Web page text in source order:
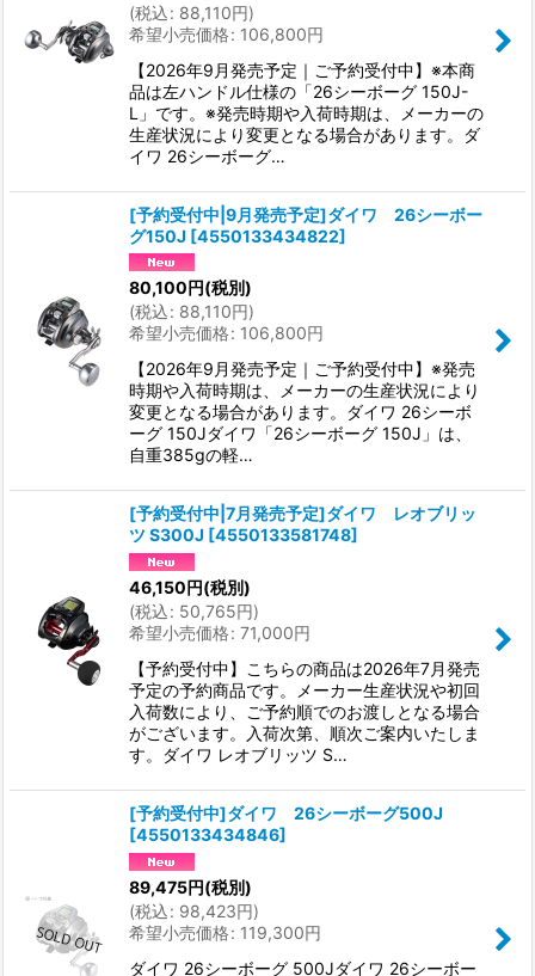
絞り込む
(税込: 88,110円)
希望小売価格: 106,800円
【2026年9月発売予定｜ご予約受付中】※本商
品は左ハンドル仕様の「26シーボーグ 150J-
L」です。※発売時期や入荷時期は、メーカーの
生産状況により変更となる場合があります。ダ
イワ 26シーボーグ…
[予約受付中|9月発売予定]ダイワ 26シーボー
グ150J [4550133434822]
80,100円(税別)
(税込: 88,110円)
希望小売価格: 106,800円
【2026年9月発売予定｜ご予約受付中】※発売
時期や入荷時期は、メーカーの生産状況により
変更となる場合があります。ダイワ 26シーボ
ーグ 150Jダイワ「26シーボーグ 150J」は、
自重385gの軽…
[予約受付中|7月発売予定]ダイワ レオブリッ
ツ S300J [4550133581748]
46,150円(税別)
(税込: 50,765円)
希望小売価格: 71,000円
【予約受付中】こちらの商品は2026年7月発売
予定の予約商品です。メーカー生産状況や初回
入荷数により、ご予約順でのお渡しとなる場合
がございます。入荷次第、順次ご案内いたしま
す。ダイワ レオブリッツ S…
[予約受付中]ダイワ 26シーボーグ500J
[4550133434846]
89,475円(税別)
(税込: 98,423円)
希望小売価格: 119,300円
ダイワ 26シーボーグ 500Jダイワ 26シーボー